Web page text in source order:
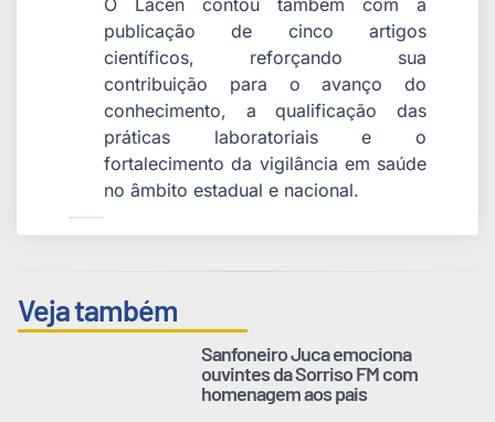
publicação de cinco artigos
científicos, reforçando sua
contribuição para o avanço do
conhecimento, a qualificação das
práticas laboratoriais e o
fortalecimento da vigilância em saúde
no âmbito estadual e nacional.
Veja também
Sanfoneiro Juca emociona
ouvintes da Sorriso FM com
homenagem aos pais